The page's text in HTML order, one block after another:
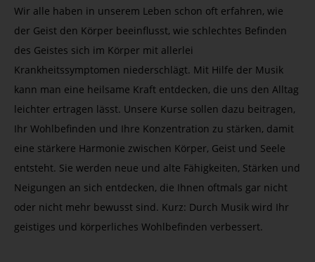
Wir alle haben in unserem Leben schon oft erfahren, wie
der Geist den Körper beeinflusst, wie schlechtes Befinden
des Geistes sich im Körper mit allerlei
Krankheitssymptomen niederschlägt. Mit Hilfe der Musik
kann man eine heilsame Kraft entdecken, die uns den Alltag
leichter ertragen lässt. Unsere Kurse sollen dazu beitragen,
Ihr Wohlbefinden und Ihre Konzentration zu stärken, damit
eine stärkere Harmonie zwischen Körper, Geist und Seele
entsteht. Sie werden neue und alte Fähigkeiten, Stärken und
Neigungen an sich entdecken, die Ihnen oftmals gar nicht
oder nicht mehr bewusst sind. Kurz: Durch Musik wird Ihr
geistiges und körperliches Wohlbefinden verbessert.